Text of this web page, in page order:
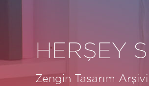
HERŞEY
Zengin Tasarım